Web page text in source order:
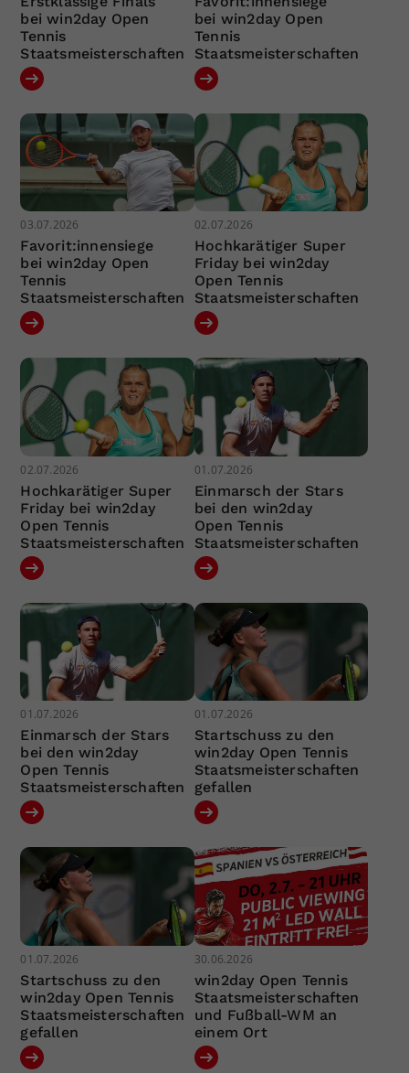
bei win2day Open
Tennis
Staatsmeisterschaften
bei win2day Open
Tennis
Staatsmeisterschaften
03.07.2026
Favorit:innensiege
bei win2day Open
Tennis
Staatsmeisterschaften
02.07.2026
Hochkarätiger Super
Friday bei win2day
Open Tennis
Staatsmeisterschaften
02.07.2026
Hochkarätiger Super
Friday bei win2day
Open Tennis
Staatsmeisterschaften
01.07.2026
Einmarsch der Stars
bei den win2day
Open Tennis
Staatsmeisterschaften
01.07.2026
Einmarsch der Stars
bei den win2day
Open Tennis
Staatsmeisterschaften
01.07.2026
Startschuss zu den
win2day Open Tennis
Staatsmeisterschaften
gefallen
01.07.2026
Startschuss zu den
win2day Open Tennis
Staatsmeisterschaften
gefallen
30.06.2026
win2day Open Tennis
Staatsmeisterschaften
und Fußball-WM an
einem Ort